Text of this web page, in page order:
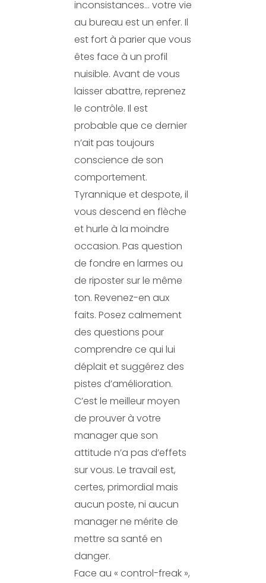
inconsistances… votre vie
au bureau est un enfer. Il
est fort à parier que vous
êtes face à un profil
nuisible. Avant de vous
laisser abattre, reprenez
le contrôle. Il est
probable que ce dernier
n’ait pas toujours
conscience de son
comportement.
Tyrannique et despote, il
vous descend en flèche
et hurle à la moindre
occasion. Pas question
de fondre en larmes ou
de riposter sur le même
ton. Revenez-en aux
faits. Posez calmement
des questions pour
comprendre ce qui lui
déplait et suggérez des
pistes d’amélioration.
C’est le meilleur moyen
de prouver à votre
manager que son
attitude n’a pas d’effets
sur vous. Le travail est,
certes, primordial mais
aucun poste, ni aucun
manager ne mérite de
mettre sa santé en
danger.
Face au « control-freak »,